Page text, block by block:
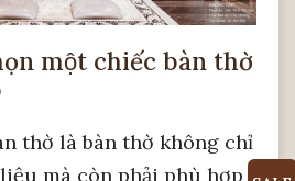
một chiếc bàn thờ
thờ là bàn thờ không chỉ
mà còn phải phù hợp